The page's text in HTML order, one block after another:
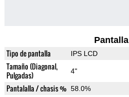
Pantalla
Tipo de pantalla IPS LCD
Tamaño (Diagonal,
Pulgadas)
4"
Pantalalla / chasis % 58.0%